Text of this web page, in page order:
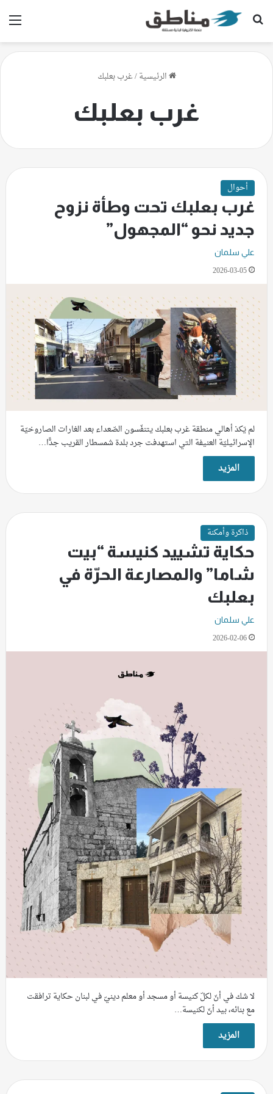
بحث عن
الرئيسية/غرب بعلبك
غرب بعلبك
أحوال
غرب بعلبك تحت وطأة نزوح
جديد نحو “المجهول”
علي سلمان
2026-03-05
لم يَكدْ أهالي منطقة غرب بعلبك يتنفّسون الصّعداء بعد الغارات الصاروخيّة
الإسرائيليّة العنيفة التي استهدفت جرد بلدة شمسطار القريب جدًّا…
المزيد
ذاكرة وأمكنة
حكاية تشييد كنيسة “بيت
شاما” والمصارعة الحرّة في
بعلبك
علي سلمان
2026-02-06
لا شك في أنّ لكلّ كنيسة أو مسجد أو معلم دينيّ في لبنان حكاية ترافقت
مع بنائه، بيد أنّ لكنيسة…
المزيد